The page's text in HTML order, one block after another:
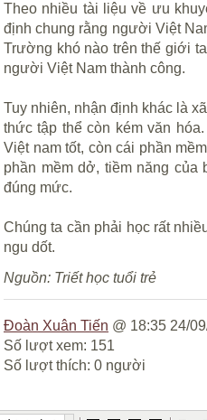
Theo nhiều tài liệu về ưu
định chung rằng người Việt
Trường khó nào trên thế giới
người Việt Nam thành công.
Tuy nhiên, nhận định khác là
thức tập thể còn kém văn
Việt nam tốt, còn cái phần
phần mềm dở, tiềm năng
đúng mức.
Chúng ta cần phải học rất
ngu dốt.
Nguồn: Triết học tuổi trẻ
Đoàn Xuân Tiến @ 18:35 24/
Số lượt xem: 151
Số lượt thích: 0 người